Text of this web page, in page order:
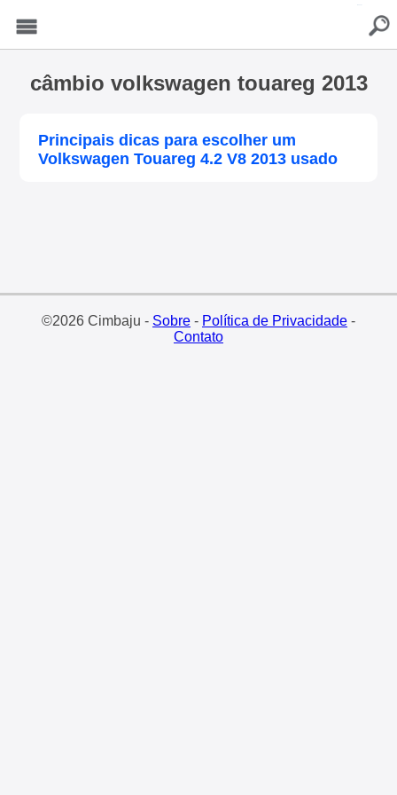
câmbio volkswagen touareg 2013
Principais dicas para escolher um
Volkswagen Touareg 4.2 V8 2013 usado
©2026 Cimbaju - Sobre- Política de Privacidade-
Contato